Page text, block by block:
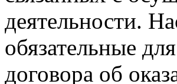
деятельности.
обязательные
договора об